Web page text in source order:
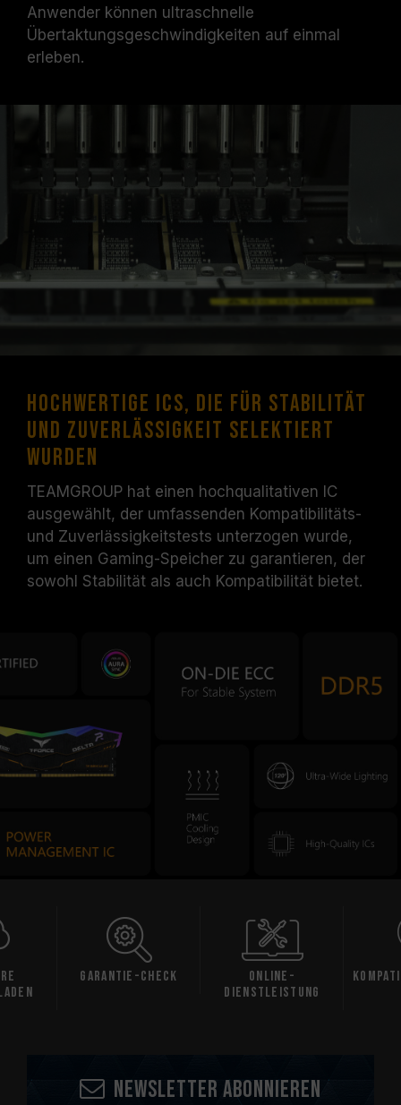
Anwender können ultraschnelle
Übertaktungsgeschwindigkeiten auf einmal
erleben.
Hochwertige ICs, die für Stabilität
und Zuverlässigkeit selektiert
wurden
TEAMGROUP hat einen hochqualitativen IC
ausgewählt, der umfassenden Kompatibilitäts-
und Zuverlässigkeitstests unterzogen wurde,
um einen Gaming-Speicher zu garantieren, der
sowohl Stabilität als auch Kompatibilität bietet.
Garantie-Check
Online-
Dienstleistung
Newsletter abonnieren